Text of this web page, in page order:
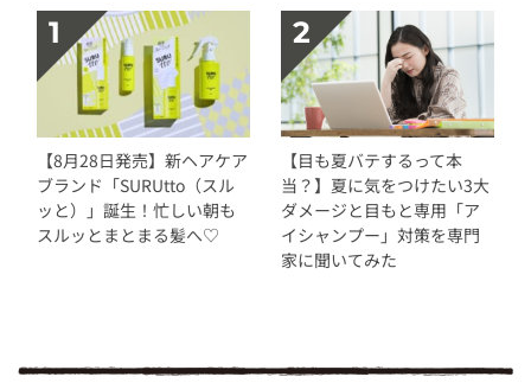
【8月28日発売】新ヘアケア
ブランド「SURUtto（スル
ッと）」誕生！忙しい朝も
スルッとまとまる髪へ♡
【目も夏バテするって本
当？】夏に気をつけたい3大
ダメージと目もと専用「ア
イシャンプー」対策を専門
家に聞いてみた